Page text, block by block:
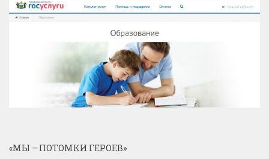
«МЫ – ПОТОМКИ ГЕРОЕВ»